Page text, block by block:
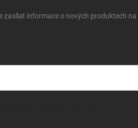
zasílat informace o nových produktech na